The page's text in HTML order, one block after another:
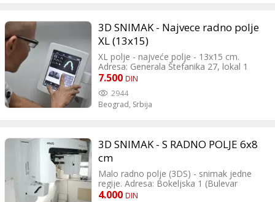
ortopedije vilice. Dečiji ortopan 50%
redukovano zračenje za snimanje
digitalnog ortopana kod dece.
Retroalveolarni snimak Intraoralni snimak
pojedinačnog zuba na kome se jasno vidi
krunica, koren, živac i okolne strukture.
Digitalni snimak TM zglobova Kako bi se
dijagnostifikovali poremećaji kod
temporomandibularnih zglobova obavlja
regije koje potrebna za uspostavljanje
dijagnoze.
3D SNIMAK - Najvece radno polje
XL (13x15)
XL polje - najveće polje - 13x15 cm.
Adresa: Generala Štefanika 27, lokal 1
Naselje Stepa Stepanović Kontakt: 011/
7.500 DIN
2944
Beograd, Srbija
3D SNIMAK - S RADNO POLJE 6x8
cm
Malo radno polje (3DS) - snimak jedne
regije. Adresa: Bokeljska 1 (Bulevar
Oslobođenja 63a), Beograd Kontakt: 011
4.000 DIN